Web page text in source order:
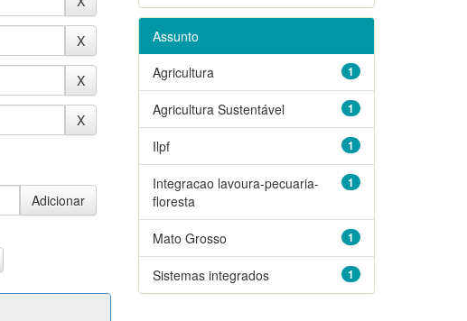
Assunto
1
Agricultura
1
Agricultura Sustentável
1
Ilpf
1
Integracao lavoura-pecuaria-
floresta
1
Mato Grosso
1
Sistemas integrados